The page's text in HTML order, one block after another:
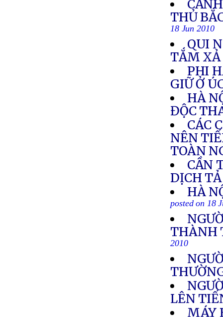
THỦ
18 Jun 2010
QUI
TẮM
PHI
GIỮ Ở
HÀ
ĐỘC
CÁC
NÊN
TOÀN
CẦN
DỊCH
HÀ
posted on 18
THÀNH
2010
LÊN
MÁY